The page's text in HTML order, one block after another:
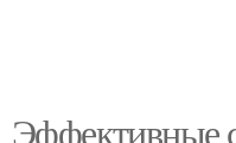
Эффективные